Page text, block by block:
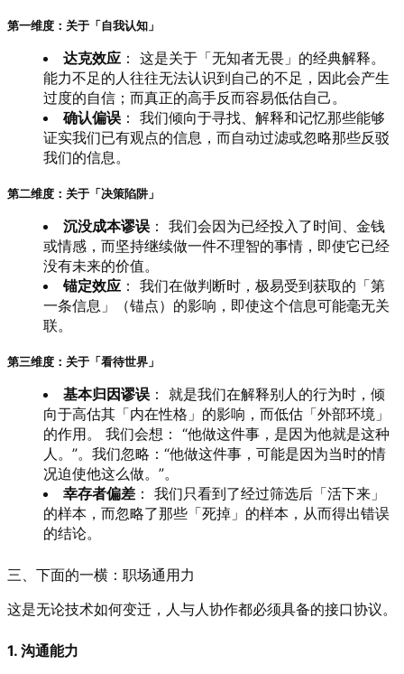
第一维度：关于「自我认知」
达克效应 ： 这是关于「无知者无畏」的经典解释。
能力不足的人往往无法认识到自己的不足，因此会产生
过度的自信；而真正的高手反而容易低估自己。
确认偏误 ： 我们倾向于寻找、解释和记忆那些能够
证实我们已有观点的信息，而自动过滤或忽略那些反驳
我们的信息。
第二维度：关于「决策陷阱」
沉没成本谬误 ： 我们会因为已经投入了时间、金钱
或情感，而坚持继续做一件不理智的事情，即使它已经
没有未来的价值。
锚定效应 ： 我们在做判断时，极易受到获取的「第
一条信息」（锚点）的影响，即使这个信息可能毫无关
联。
第三维度：关于「看待世界」
基本归因谬误 ： 就是我们在解释别人的行为时，倾
向于高估其「内在性格」的影响，而低估「外部环境」
的作用。 我们会想： “他做这件事，是因为他就是这种
人。”。我们忽略：“他做这件事，可能是因为当时的情
况迫使他这么做。”。
幸存者偏差 ： 我们只看到了经过筛选后「活下来」
的样本，而忽略了那些「死掉」的样本，从而得出错误
的结论。
三、下面的一横：职场通用力
这是无论技术如何变迁，人与人协作都必须具备的接口协议。
1. 沟通能力